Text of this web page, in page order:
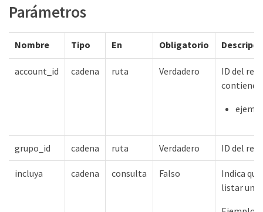
Parámetros
Nombre Tipo En Obligatorio
account_id cadena ruta Verdadero
ID del
contiene
grupo_id cadena ruta Verdadero ID del
incluya cadena consulta Falso
Indica
listar una